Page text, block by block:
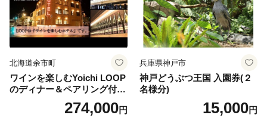
北海道余市町
ワインを楽しむYoichi LOOP
のディナー＆ペアリング付宿
泊プラン＜デラックスツイン
274,000円
兵庫県神戸市
神戸どうぶつ王国 入園券(２
名様分)
15,000円